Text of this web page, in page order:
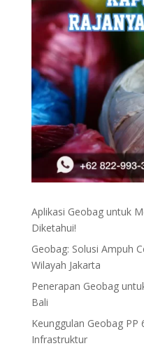
Aplikasi Geobag untuk
Diketahui!
Geobag: Solusi Ampuh
Wilayah Jakarta
Penerapan Geobag
Bali
Keunggulan Geobag
Infrastruktur